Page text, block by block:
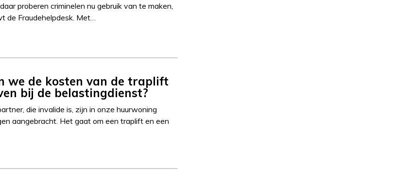
proberen criminelen nu gebruik van te maken,
de Fraudehelpdesk. Met…
we de kosten van de traplift
bij de belastingdienst?
die invalide is, zijn in onze huurwoning
aangebracht. Het gaat om een traplift en een